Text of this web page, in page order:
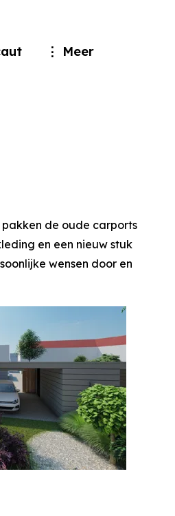
Meer
pakken de oude carports
en een nieuw stuk
wensen door en